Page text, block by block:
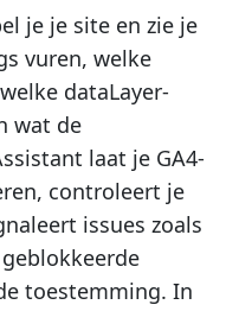
je je site en zie je
vuren, welke
dataLayer-
wat de
laat je GA4-
controleert je
issues zoals
toestemming. In